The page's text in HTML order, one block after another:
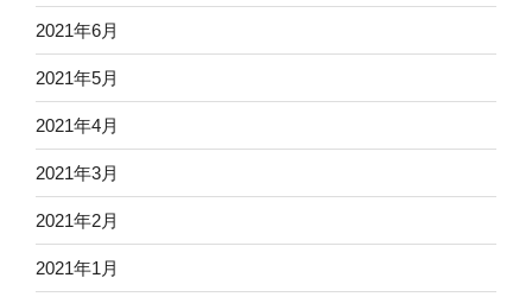
2021年6月
2021年5月
2021年4月
2021年3月
2021年2月
2021年1月